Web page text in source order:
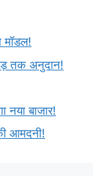
मॉडल!
तक अनुदान!
नया बाजार!
आमदनी!